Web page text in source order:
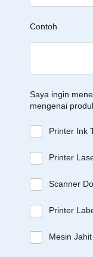
Contoh
Saya ingin
mengenai
Printer Ink
Printer
Scanner
Printer
Mesin Jahit